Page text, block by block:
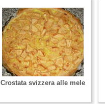
Crostata svizzera alle mele